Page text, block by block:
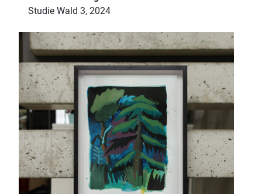
Studie Wald 3, 2024